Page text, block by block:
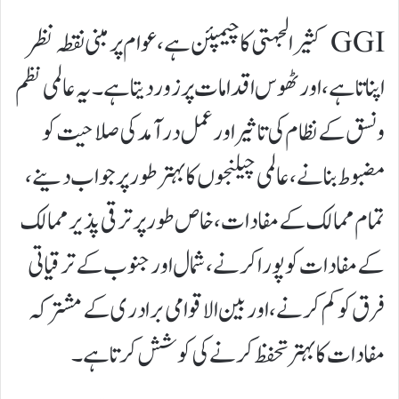
GGI کثیرالجہتی کا چیمپئن ہے، عوام پر مبنی نقطہ نظر
اپناتا ہے، اور ٹھوس اقدامات پر زور دیتا ہے۔ یہ عالمی نظم
و نسق کے نظام کی تاثیر اور عمل درآمد کی صلاحیت کو
مضبوط بنانے، عالمی چیلنجوں کا بہتر طور پر جواب دینے،
تمام ممالک کے مفادات، خاص طور پر ترقی پذیر ممالک
کے مفادات کو پورا کرنے، شمال اور جنوب کے ترقیاتی
فرق کو کم کرنے، اور بین الاقوامی برادری کے مشترکہ
مفادات کا بہتر تحفظ کرنے کی کوشش کرتا ہے۔